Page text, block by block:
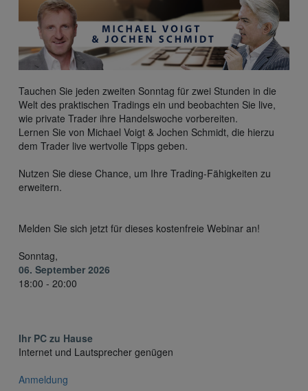
Tauchen Sie jeden zweiten Sonntag für zwei Stunden in die
Welt des praktischen Tradings ein und beobachten Sie live,
wie private Trader ihre Handelswoche vorbereiten.
Lernen Sie von Michael Voigt & Jochen Schmidt, die hierzu
dem Trader live wertvolle Tipps geben.
Nutzen Sie diese Chance, um Ihre Trading-Fähigkeiten zu
erweitern.
Melden Sie sich jetzt für dieses kostenfreie Webinar an!
Sonntag,
06. September 2026
18:00 - 20:00
Ihr PC zu Hause
Internet und Lautsprecher genügen
Anmeldung